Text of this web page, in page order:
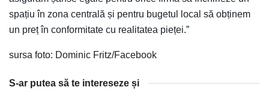
spațiu în zona centrală și pentru bugetul local să obținem
un preț în conformitate cu realitatea pieței.”
sursa foto: Dominic Fritz/Facebook
S-ar putea să te intereseze și